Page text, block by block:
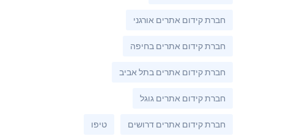
חברת קידום אתרים אורגני
חברת קידום אתרים בחיפה
חברת קידום אתרים בתל אביב
חברת קידום אתרים גוגל
חברת קידום אתרים דרושים טיפו